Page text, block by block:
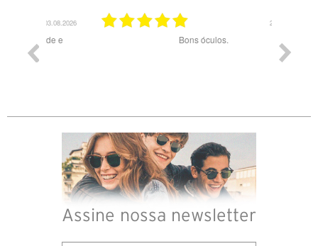
Bons óculos.
Assine nossa newsletter